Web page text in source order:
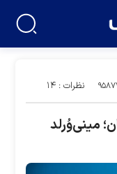
نظرات : ۱۴
مینی‌وُرلد